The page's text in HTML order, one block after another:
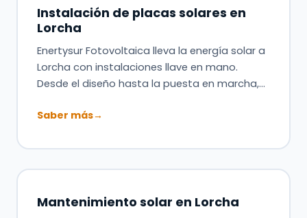
Instalación de placas solares en
Lorcha
Enertysur Fotovoltaica lleva la energía solar a
Lorcha con instalaciones llave en mano.
Desde el diseño hasta la puesta en marcha,…
Saber más→
Mantenimiento solar en Lorcha